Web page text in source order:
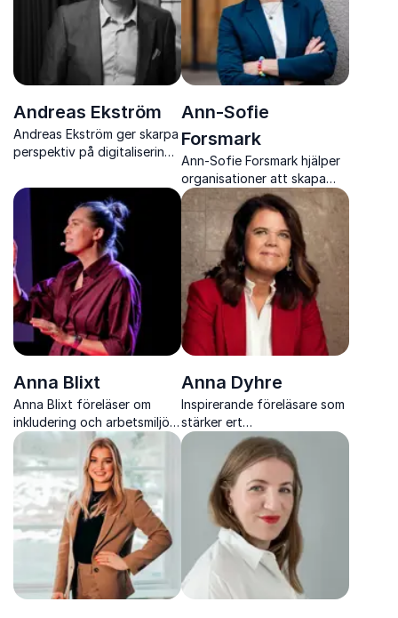
Andreas Ekström
Andreas Ekström ger skarpa
perspektiv på digitalisering,
teknologiska skiften
Ann-Sofie
Forsmark
Ann-Sofie Forsmark hjälper
organisationer att skapa
hållbart arbetsliv med fokus
på KASAM, självledarskap
och handlingskraft
Anna Blixt
Anna Blixt föreläser om
inkludering och arbetsmiljö
med humor, skärpa och
verktyg som skapar verklig
förändring i vardagen.
Anna Dyhre
Inspirerande föreläsare som
stärker ert
arbetsgivarvarumärke